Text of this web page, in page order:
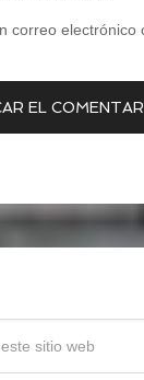
correo electrónico